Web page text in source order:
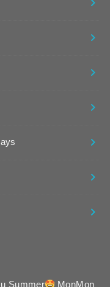
Summer MonMon